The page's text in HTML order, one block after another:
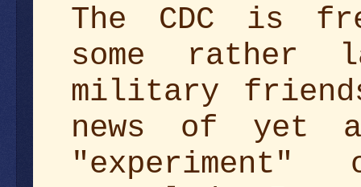
The CDC is
some
military
news of yet